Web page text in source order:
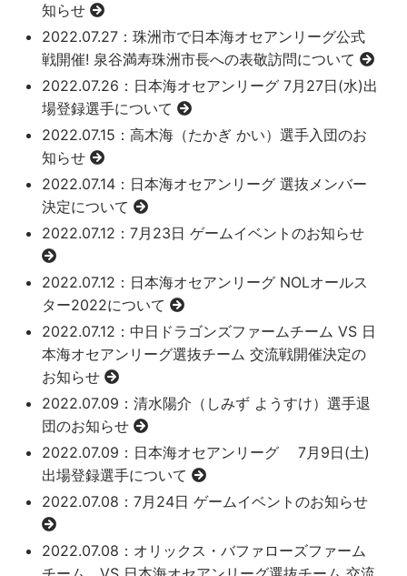
知らせ
2022.07.27 ：珠洲市で日本海オセアンリーグ公式
戦開催! 泉谷満寿珠洲市長への表敬訪問について
2022.07.26 ：日本海オセアンリーグ 7月27日(水)出
場登録選手について
2022.07.15 ：高木海（たかぎ かい）選手入団のお
知らせ
2022.07.14 ：日本海オセアンリーグ 選抜メンバー
決定について
2022.07.12 ：7月23日 ゲームイベントのお知らせ
2022.07.12 ：日本海オセアンリーグ NOLオールス
ター2022について
2022.07.12 ：中日ドラゴンズファームチーム VS 日
本海オセアンリーグ選抜チーム 交流戦開催決定の
お知らせ
2022.07.09 ：清水陽介（しみず ようすけ）選手退
団のお知らせ
2022.07.09 ：日本海オセアンリーグ 7月9日(土)
出場登録選手について
2022.07.08 ：7月24日 ゲームイベントのお知らせ
2022.07.08 ：オリックス・バファローズファーム